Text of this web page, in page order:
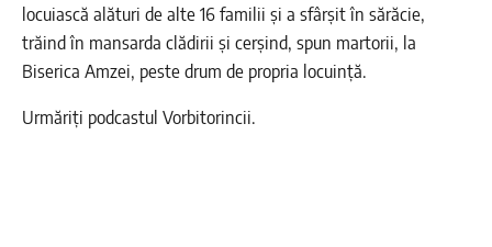
locuiască alături de alte 16 familii și a sfârșit în sărăcie,
trăind în mansarda clădirii și cerșind, spun martorii, la
Biserica Amzei, peste drum de propria locuință.
Urmăriți podcastul Vorbitorincii.